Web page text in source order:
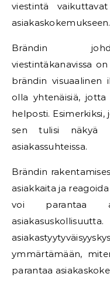
viestintä
asiakaskokemukseen.
Brändin
viestintäkanavissa
brändin visuaalinen
olla yhtenäisiä,
helposti.
sen tulisi näkyä
asiakassuhteissa.
Brändin
asiakkaita ja
voi parantaa
ymmärtämään,
parantaa